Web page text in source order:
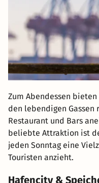
Zum Abendessen
den lebendigen Gassen
Restaurant und Bars
beliebte Attraktion ist
jeden Sonntag eine
Touristen anzieht.
Hafencity &